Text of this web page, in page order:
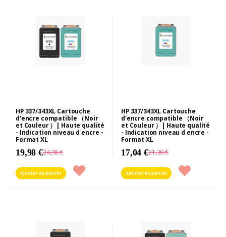
HP 337/343XL Cartouche
d'encre compatible （Noir
et Couleur ）| Haute qualité
- Indication niveau d encre -
Format XL
19,98 €24,98 €
Ajouter au panier
HP 337/343XL Cartouche
d'encre compatible （Noir
et Couleur ）| Haute qualité
- Indication niveau d encre -
Format XL
17,04 €21,30 €
Ajouter au panier